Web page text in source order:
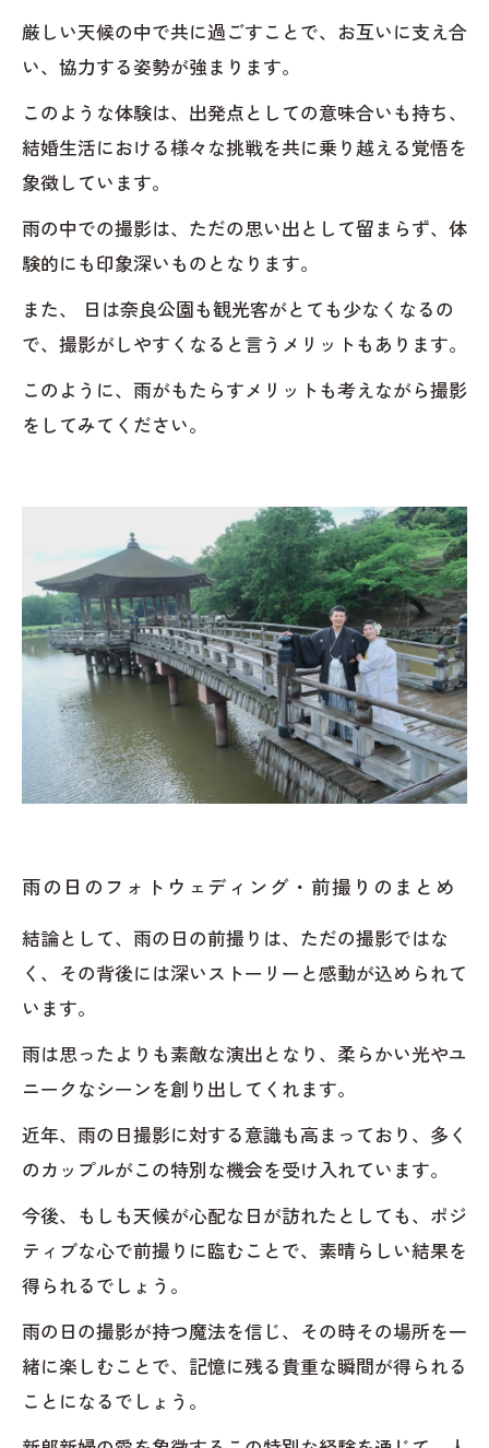
厳しい天候の中で共に過ごすことで、お互いに支え合
い、協力する姿勢が強まります。
このような体験は、出発点としての意味合いも持ち、
結婚生活における様々な挑戦を共に乗り越える覚悟を
象徴しています。
雨の中での撮影は、ただの思い出として留まらず、体
験的にも印象深いものとなります。
また、 日は奈良公園も観光客がとても少なくなるの
で、撮影がしやすくなると言うメリットもあります。
このように、雨がもたらすメリットも考えながら撮影
をしてみてください。
雨の日のフォトウェディング・前撮りのまとめ
結論として、雨の日の前撮りは、ただの撮影ではな
く、その背後には深いストーリーと感動が込められて
います。
雨は思ったよりも素敵な演出となり、柔らかい光やユ
ニークなシーンを創り出してくれます。
近年、雨の日撮影に対する意識も高まっており、多く
のカップルがこの特別な機会を受け入れています。
今後、もしも天候が心配な日が訪れたとしても、ポジ
ティブな心で前撮りに臨むことで、素晴らしい結果を
得られるでしょう。
雨の日の撮影が持つ魔法を信じ、その時その場所を一
緒に楽しむことで、記憶に残る貴重な瞬間が得られる
ことになるでしょう。